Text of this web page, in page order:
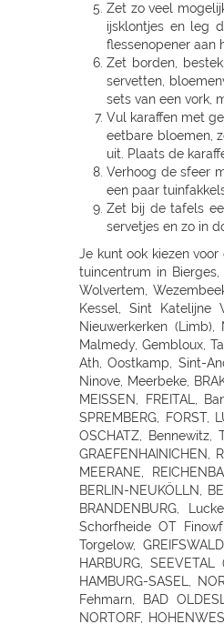
Zet zo veel
ijsklontjes en leg
flessenopener aan
Zet borden,
servetten,
sets van een vork,
Vul karaffen met
eetbare bloemen,
uit. Plaats de
Verhoog de sfeer
een paar
Zet bij de tafels
servetjes en zo in
Je kunt ook kiezen voor een leuk thema, zoals strand of Hawaï, of bepaalde kleuren aanhouden voor alle decoraties. Je vindt zeker iets feestelijks naar je smaak én budget in ons tuincentrum in Bierges, Chaumont Gistoux, Rosieres, Louvain-La-Neuve, Lillois-Witterzee, Sint-Pieters-Leeuw, Sint genesius rode, Rhode - Saint Genese, Liedekerke, Wemmel, Wolvertem, Wezembeek-Oppem, Zwijndrecht, Deurne, Ekeren (Antwerpen), Viersel, Massenhoven, Olen, O.L.V. Olen, Turnhout, Rijkevorsel, Weelde, Westmalle, Balen, Kontich, Kessel, Sint Katelijne Waver, Essen, Stabroek, Wuustwezel, Sint-Joris-Weert, Aarschot, Landen, Zoutleeuw, Zonhoven, Alken, Maaseik, Zutendaal, Tongeren, Sint-Truiden, Nieuwerkerken (Limb), Neerpelt, Lommel, Hamont-Achel, Hamont, Ham, Bree, Waremme, Saint-Georges-Sur-Meuse, Dalhem, Herbesthal (Lontzen), Butgenbach, Saint-Vith, Malmedy, Gembloux, Tamines, Naninne, Montignies Sur Sambre, Gozee, Beho Gouvy, Breuvanne, Aubange, Soignies, Carnieres, Chapelle-Lez-Herlaimont, Tournai, Barry (Tournai), Ath, Oostkamp, Sint-Andries, Sint-Andries Brugge, Gistel, Zwevegem, Wevelgem, Ruiselede, Ardooie, Lendelede, Dadizele, St Jan Ieper, Rekkem, Sint Niklaas, Beveren-Waas, Ninove, Meerbeke, BRAKEL, Zingem Huise, Deinze, Aalter, Lovendegem, Maldegem, Dresden - Gompitz, Dresden, SCHÖNFELD-WEIßIG, RADEBEUL, Radeberg, Ottendorf-Okrilla, MEISSEN, FREITAL, Bannewitz, PIRNA, KAMENZ, SENFTENBERG, LAUCHHAMMER, BAUTZEN, LÖBAU, EBERSBACH, ZITTAU, GÖRLITZ, Niesky, HOYERSWERDA, COTTBUS, SPREMBERG,